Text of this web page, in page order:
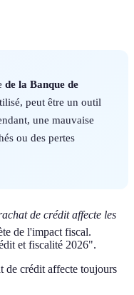
de la Banque de
peut être un outil
une mauvaise
ou des pertes
de crédit affecte les
de l'impact fiscal.
et fiscalité 2026".
de crédit affecte toujours